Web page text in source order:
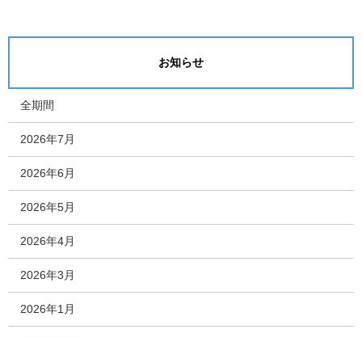
お知らせ
全期間
2026年7月
2026年6月
2026年5月
2026年4月
2026年3月
2026年1月